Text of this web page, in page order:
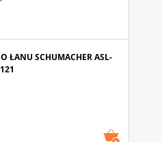
ŁANU SCHUMACHER ASL-
121